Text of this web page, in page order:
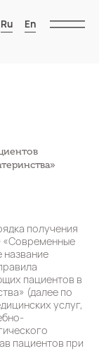
Ru En
получения
«Современные
название
пациентов в
(далее по
услуг,
пациентов при